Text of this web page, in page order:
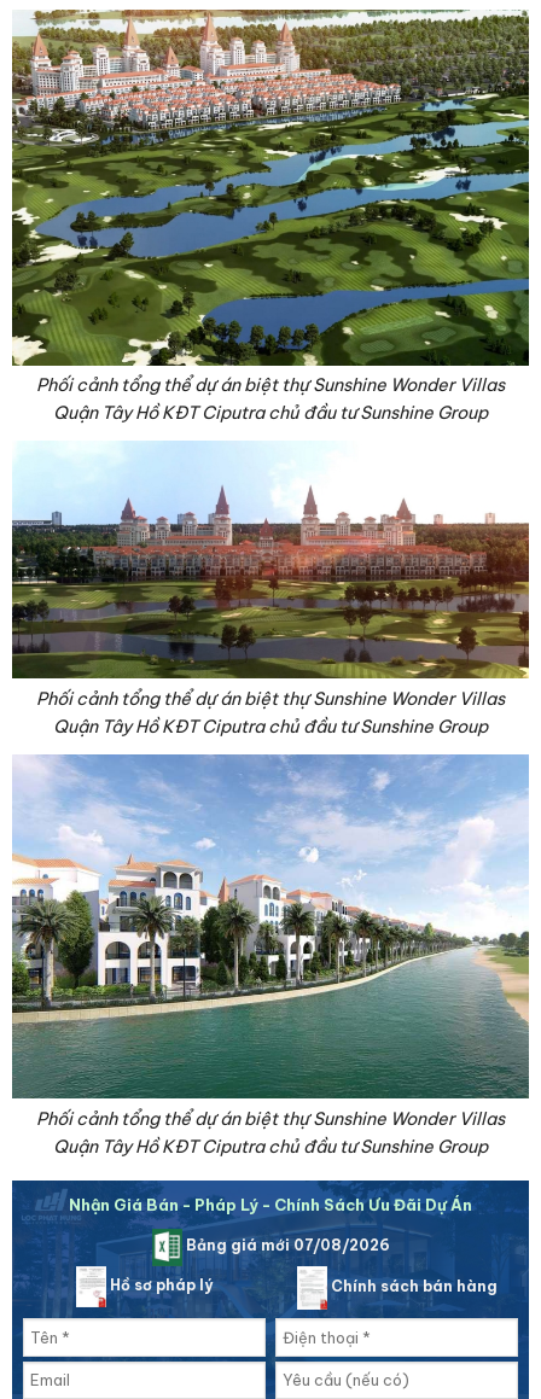
Phối cảnh tổng thể dự án biệt thự Sunshine Wonder Villas
Quận Tây Hồ KĐT Ciputra chủ đầu tư Sunshine Group
Phối cảnh tổng thể dự án biệt thự Sunshine Wonder Villas
Quận Tây Hồ KĐT Ciputra chủ đầu tư Sunshine Group
Phối cảnh tổng thể dự án biệt thự Sunshine Wonder Villas
Quận Tây Hồ KĐT Ciputra chủ đầu tư Sunshine Group
Nhận Giá Bán - Pháp Lý - Chính Sách Ưu Đãi Dự Án
Bảng giá mới 07/08/2026
Hồ sơ pháp lý Chính sách bán hàng